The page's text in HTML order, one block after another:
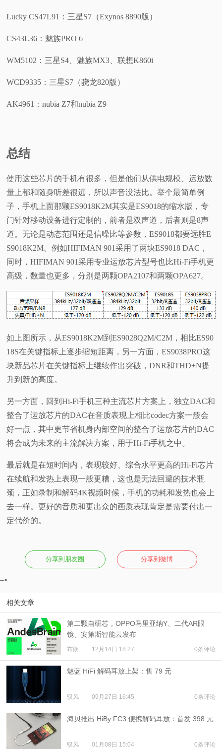
Lucky CS47L91：三星S7（Exynos 8890版）
CS43L36：魅族PRO 6
WM5102：三星S4、魅族MX3、联想K860i
WCD9335：三星S7（骁龙820版）
AK4961：nubia Z7和nubia Z9
总结
使用这些芯片的手机有很多，但是他们从供电规模、运放数
量上都和随身听差很远，所以声音没法比。举个最简单例
子，手机上面那颗ES9018K2M其实是ES9018的缩水版，专
门针对移动设备进行定制的，前者是双声道，后者则是8声
道。无论是动态范围还是信噪比等参数，ES9018都要远胜E
S9018K2M。例如HIFIMAN 901采用了两块ES9018 DAC，
同时，HIFIMAN 901采用专业运放芯片型号也比Hi-Fi手机更
高级，数量也更多，分别是两颗OPA2107和两颗OPA627。
如上图所示，从ES9018K2M到ES9028Q2M/C2M，相比ES90
18S在关键指标上逐步缩短距离，另一方面，ES9038PRO这
块新品芯片在关键指标上继续作出突破，DNR和THD+N提
升到新的高度。
另一方面，回到Hi-Fi手机三种主流芯片方案上，独立DAC和
整合了运放芯片的DAC在音质表现上相比codec方案一般会
好一点，其中更节省机身内部空间的整合了运放芯片的DAC
将会成为未来的主流解决方案，用于Hi-Fi手机之中。
最后就是在短时间内，表现较好、综合水平更高的Hi-Fi芯片
在续航和发热上表现一般更糟，这也是无法回避的技术瓶
颈，正如录制和解码4K视频时候，手机的功耗和发热也会上
去一样。更好的音质和更出众的画质表现肯定是需要付出一
定代价的。
分享到朋友圈 分享到微博
-->
相关文章
第二颗自研芯，OPPO马里亚纳Y、二代AR眼
镜、安第斯智能云发布
布朗 12月14日 18:27 0条评论
魅蓝 HiFi 解码耳放上架：售 79 元
驭风 09月27日 16:45 0条评论
海贝推出 HiBy FC3 便携解码耳放：首发 398 元
驭风 01月08日 15:04 0条评论